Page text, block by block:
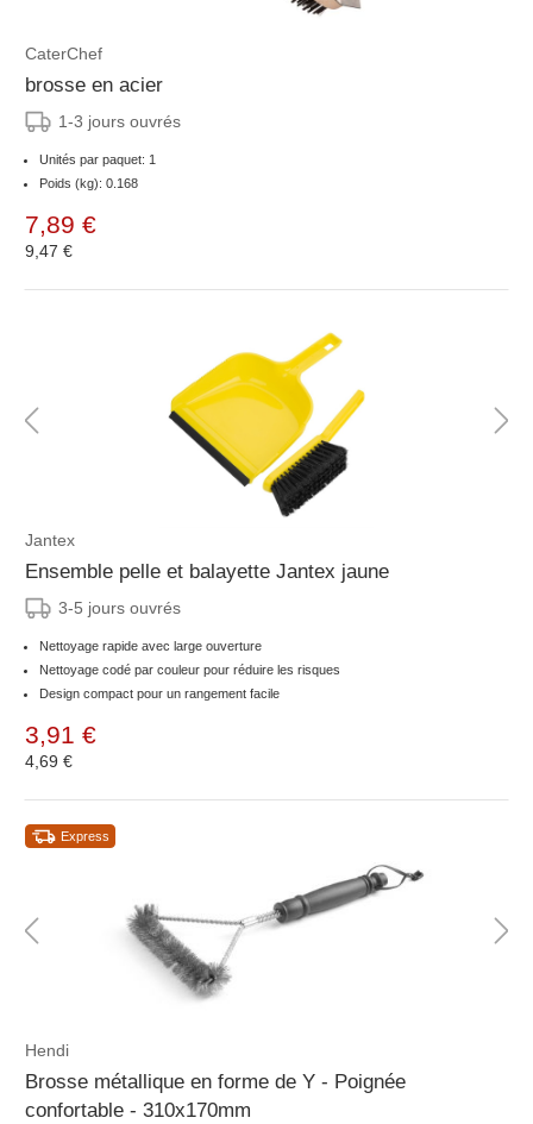
CaterChef
brosse en acier
1-3 jours ouvrés
Unités par paquet: 1
Poids (kg): 0.168
7,89 €
9,47 €
Jantex
Ensemble pelle et balayette Jantex jaune
3-5 jours ouvrés
Nettoyage rapide avec large ouverture
Nettoyage codé par couleur pour réduire les risques
Design compact pour un rangement facile
3,91 €
4,69 €
Express
Hendi
Brosse métallique en forme de Y - Poignée
confortable - 310x170mm